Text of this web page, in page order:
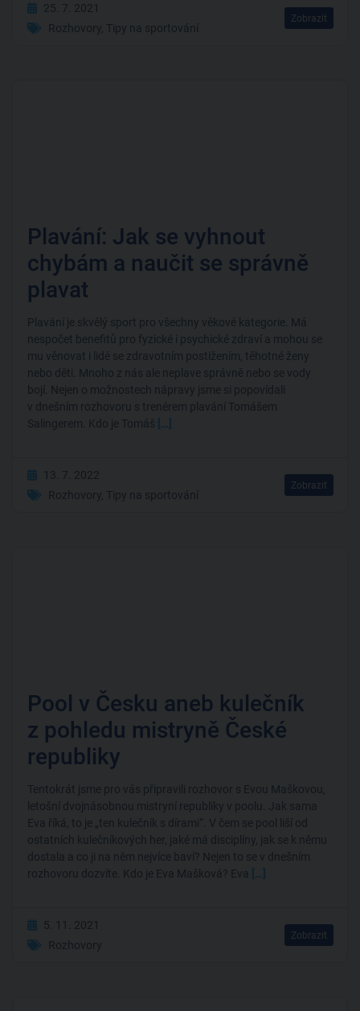
25. 7. 2021
Rozhovory, Tipy na sportování
Zobrazit
Plavání: Jak se vyhnout
chybám a naučit se správně
plavat
Plavání je skvělý sport pro všechny věkové kategorie. Má
nespočet benefitů pro fyzické i psychické zdraví a mohou se
mu věnovat i lidé se zdravotním postižením, těhotné ženy
nebo děti. Mnoho z nás ale neplave správně nebo se vody
bojí. Nejen o možnostech nápravy jsme si popovídali
v dnešním rozhovoru s trenérem plavání Tomášem
Salingerem. Kdo je Tomáš […]
13. 7. 2022
Rozhovory, Tipy na sportování
Zobrazit
Pool v Česku aneb kulečník
z pohledu mistryně České
republiky
Tentokrát jsme pro vás připravili rozhovor s Evou Maškovou,
letošní dvojnásobnou mistryní republiky v poolu. Jak sama
Eva říká, to je „ten kulečník s dírami“. V čem se pool liší od
ostatních kulečníkových her, jaké má disciplíny, jak se k němu
dostala a co ji na něm nejvíce baví? Nejen to se v dnešním
rozhovoru dozvíte. Kdo je Eva Mašková? Eva
[…]
5. 11. 2021
Rozhovory
Zobrazit